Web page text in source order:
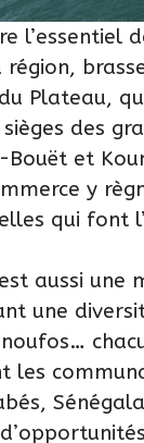
l’essentiel
Plateau,
des
et
y
qui font
aussi
une
les